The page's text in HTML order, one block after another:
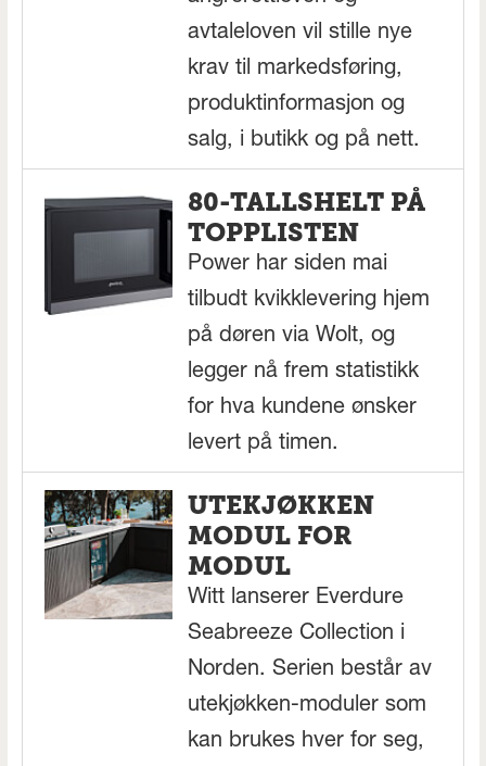
avtaleloven vil stille nye
krav til markedsføring,
produktinformasjon og
salg, i butikk og på nett.
80-TALLSHELT PÅ
TOPPLISTEN
Power har siden mai
tilbudt kvikklevering hjem
på døren via Wolt, og
legger nå frem statistikk
for hva kundene ønsker
levert på timen.
UTEKJØKKEN
MODUL FOR
MODUL
Witt lanserer Everdure
Seabreeze Collection i
Norden. Serien består av
utekjøkken-moduler som
kan brukes hver for seg,